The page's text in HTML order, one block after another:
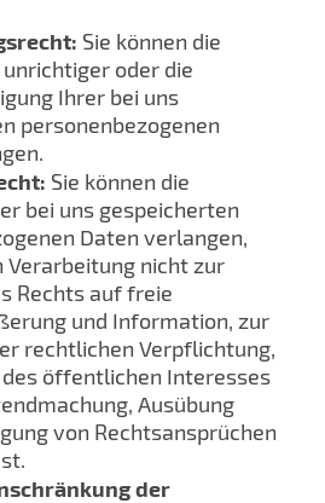
Sie können die
oder die
Ihrer bei uns
personenbezogenen
Sie können die
bei uns gespeicherten
Daten verlangen,
Verarbeitung nicht zur
Rechts auf freie
und Information, zur
rechtlichen Verpflichtung,
des öffentlichen Interesses
Ausübung
von Rechtsansprüchen
der